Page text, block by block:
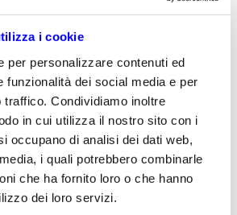
i cookie
per personalizzare contenuti ed
funzionalità dei social media e per
traffico. Condividiamo inoltre
in cui utilizza il nostro sito con i
occupano di analisi dei dati web,
i quali potrebbero combinarle
che ha fornito loro o che hanno
dei loro servizi.